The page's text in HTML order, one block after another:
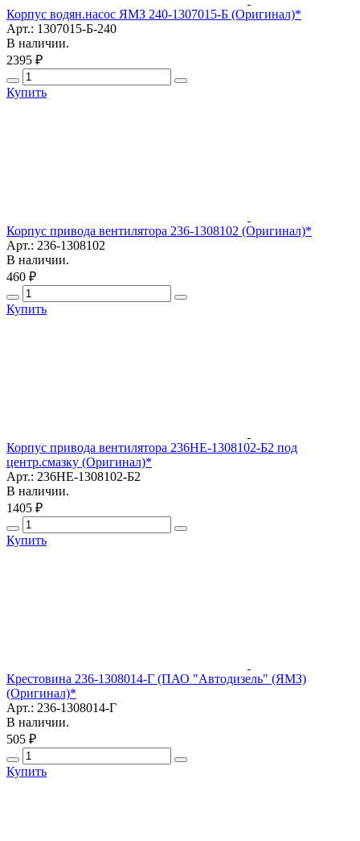
Корпус водян.насос ЯМЗ 240-1307015-Б (Оригинал)*
Арт.: 1307015-Б-240
В наличии.
2395 ₽
Купить
Корпус привода вентилятора 236-1308102 (Оригинал)*
Арт.: 236-1308102
В наличии.
460 ₽
Купить
Корпус привода вентилятора 236НЕ-1308102-Б2 под
центр.смазку (Оригинал)*
Арт.: 236НЕ-1308102-Б2
В наличии.
1405 ₽
Купить
Крестовина 236-1308014-Г (ПАО "Автодизель" (ЯМЗ)
(Оригинал)*
Арт.: 236-1308014-Г
В наличии.
505 ₽
Купить